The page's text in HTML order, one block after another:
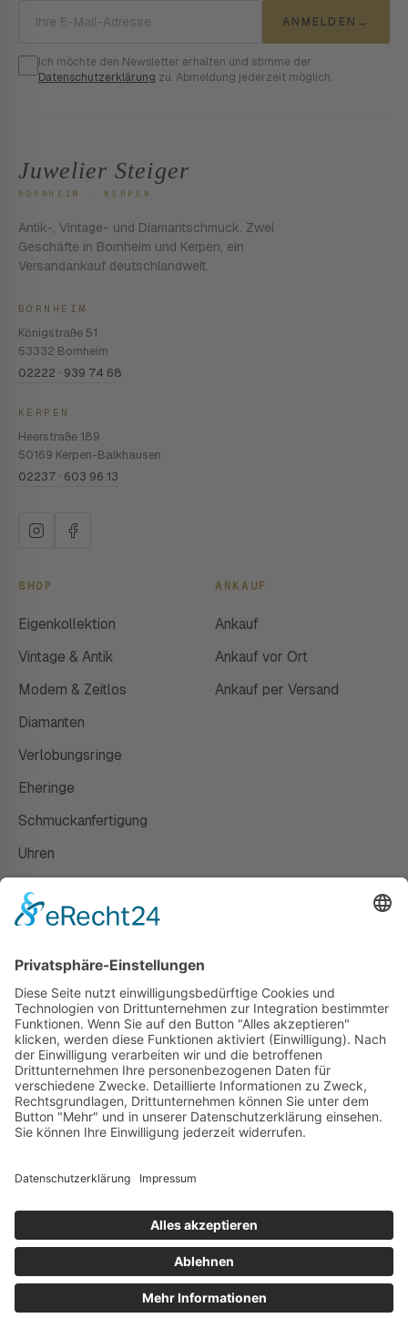
ANMELDEN →
Ich möchte den Newsletter erhalten und stimme der
Datenschutzerklärung zu. Abmeldung jederzeit möglich.
Juwelier Steiger
BORNHEIM · KERPEN
Antik-, Vintage- und Diamantschmuck. Zwei
Geschäfte in Bornheim und Kerpen, ein
Versandankauf deutschlandweit.
BORNHEIM
Königstraße 51
53332 Bornheim
02222 · 939 74 68
KERPEN
Heerstraße 189
50169 Kerpen-Balkhausen
02237 · 603 96 13
SHOP
Eigenkollektion
Vintage & Antik
Modern & Zeitlos
Diamanten
Verlobungsringe
Eheringe
Schmuckanfertigung
Uhren
ANKAUF
Ankauf
Ankauf vor Ort
Ankauf per Versand
Susanne Steiger
Geschäfte
Newsletter
Kontakt
© 2026 JUWELIER STEIGER
VERTRAG WIDERRUFEN
PERFORMANCE BY ·GREITMANN